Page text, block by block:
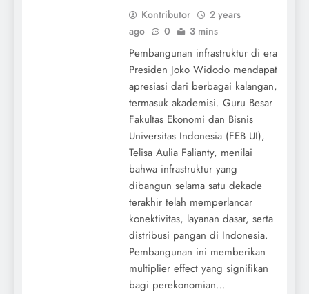
Kontributor
2 years
ago
0 3 mins
Pembangunan infrastruktur di era
Presiden Joko Widodo mendapat
apresiasi dari berbagai kalangan,
termasuk akademisi. Guru Besar
Fakultas Ekonomi dan Bisnis
Universitas Indonesia (FEB UI),
Telisa Aulia Falianty, menilai
bahwa infrastruktur yang
dibangun selama satu dekade
terakhir telah memperlancar
konektivitas, layanan dasar, serta
distribusi pangan di Indonesia.
Pembangunan ini memberikan
multiplier effect yang signifikan
bagi perekonomian…